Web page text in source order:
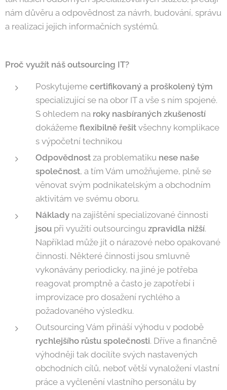
nám důvěru a odpovědnost za návrh, budování, správu
a realizaci jejich informačních systémů.
Proč využít náš outsourcing IT?
Poskytujeme certifikovaný a proškolený tým
specializující se na obor IT a vše s ním spojené.
S ohledem na roky nasbíraných zkušeností
dokážeme flexibilně řešit všechny komplikace
s výpočetní technikou
Odpovědnost za problematiku nese naše
společnost, a tím Vám umožňujeme, plně se
věnovat svým podnikatelským a obchodním
aktivitám ve svému oboru.
Náklady na zajištění specializované činnosti
jsou při využití outsourcingu zpravidla nižší.
Například může jít o nárazové nebo opakované
činnosti. Některé činnosti jsou smluvně
vykonávány periodicky, na jiné je potřeba
reagovat promptně a často je zapotřebí i
improvizace pro dosažení rychlého a
požadovaného výsledku.
Outsourcing Vám přináší výhodu v podobě
rychlejšího růstu společnosti. Dříve a finančně
výhodněji tak docílíte svých nastavených
obchodních cílů, neboť větší vynaložení vlastní
práce a vyčlenění vlastního personálu by